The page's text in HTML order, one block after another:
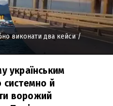
виконати два кейси/
українським
системно й
ворожий